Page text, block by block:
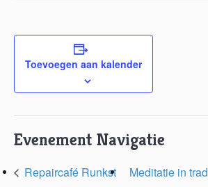
Toevoegen aan kalender
Evenement Navigatie
Repaircafé Runkst Meditatie in